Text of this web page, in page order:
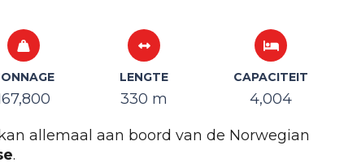
LENGTE
330 m
CAPACITEIT
4,004
allemaal aan boord van de Norwegian
.